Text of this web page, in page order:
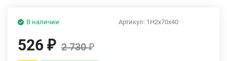
Артикул: 1H2x70x40
В наличии
526 ₽ 2 730₽